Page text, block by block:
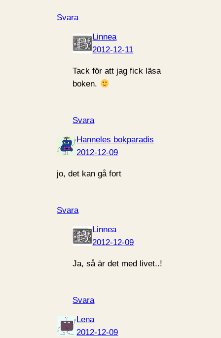
Svara
Linnea
2012-12-11
Tack för att jag fick läsa
boken.
Svara
Hanneles bokparadis
2012-12-09
jo, det kan gå fort
Svara
Linnea
2012-12-09
Ja, så är det med livet..!
Svara
Lena
2012-12-09